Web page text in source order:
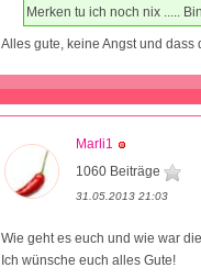
Merken tu ich noch nix .....
Alles gute, keine Angst und
Marli1
1060 Beiträge
31.05.2013 21:03
Wie geht es euch und wie war
Ich wünsche euch alles Gute!